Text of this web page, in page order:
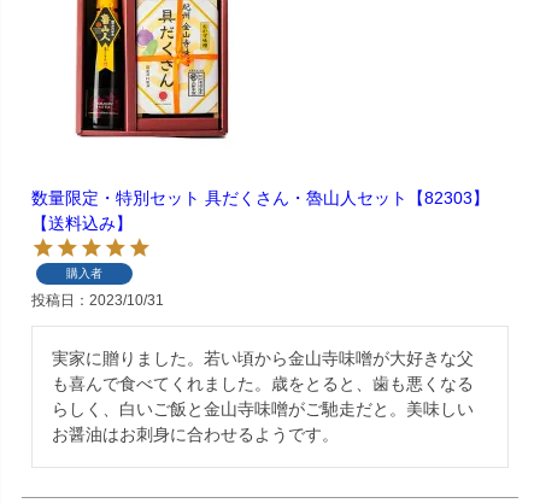
数量限定・特別セット 具だくさん・魯山人セット【82303】
【送料込み】
購入者
投稿日 2023/10/31
実家に贈りました。若い頃から金山寺味噌が大好きな父
も喜んで食べてくれました。歳をとると、歯も悪くなる
らしく、白いご飯と金山寺味噌がご馳走だと。美味しい
お醤油はお刺身に合わせるようです。